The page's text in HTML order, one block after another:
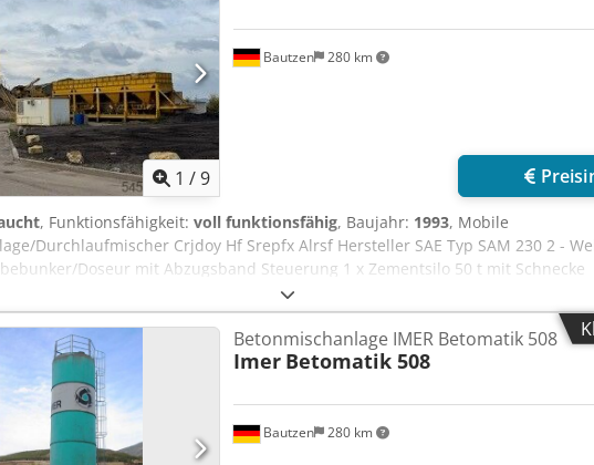
1 /9
Bautzen 280 km
, Funktionsfähigkeit: voll funktionsfähig, Baujahr: 1993, Mobile
Durchlaufmischer Crjdoy Hf Srepfx Alrsf Hersteller SAE Typ SAM 230 2 -
Doseur mit Abzugsband Steuerung 1 x Zementsilo 50 t mit Schnecke
Bautzen 280 km
Betonmischanlage IMER Betomatik 508
Imer Betomatik 508